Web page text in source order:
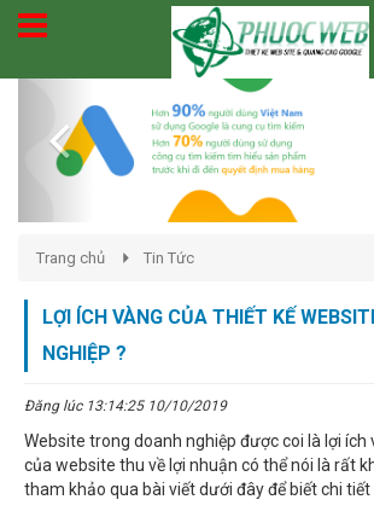
Trang chủ Tin Tức
LỢI ÍCH VÀNG CỦA THIẾT KẾ
NGHIỆP ?
Đăng lúc 13:14:25 10/10/2019
Website trong doanh nghiệp được coi là lợi ích
của website thu về lợi nhuận có thể nói là rất
tham khảo qua bài viết dưới đây để biết chi tiết